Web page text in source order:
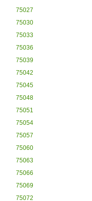
75027
75030
75033
75036
75039
75042
75045
75048
75051
75054
75057
75060
75063
75066
75069
75072